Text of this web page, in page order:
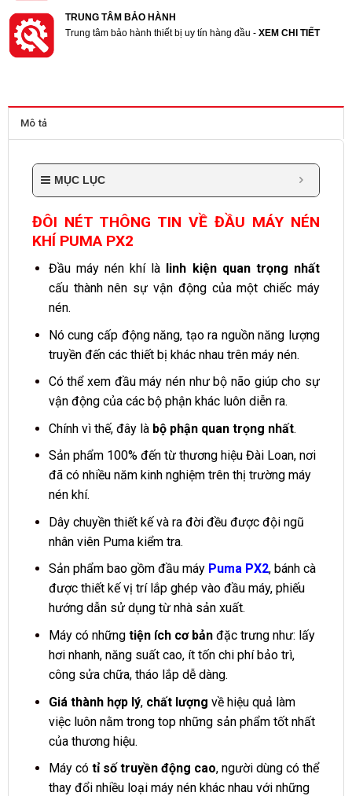
TRUNG TÂM BẢO HÀNH
Trung tâm bảo hành thiết bị uy tín hàng đầu -XEM CHI TIẾT
Mô tả
MỤC LỤC
ĐÔI NÉT THÔNG TIN VỀ ĐẦU MÁY NÉN
KHÍ PUMA PX2
Đầu máy nén khí là linh kiện quan trọng nhất
cấu thành nên sự vận động của một chiếc máy
nén.
Nó cung cấp động năng, tạo ra nguồn năng lượng
truyền đến các thiết bị khác nhau trên máy nén.
Có thể xem đầu máy nén như bộ não giúp cho sự
vận động của các bộ phận khác luôn diễn ra.
Chính vì thế, đây làbộ phận quan trọng nhất.
Sản phẩm 100% đến từ thương hiệu Đài Loan, nơi
đã có nhiều năm kinh nghiệm trên thị trường máy
nén khí.
Dây chuyền thiết kế và ra đời đều được đội ngũ
nhân viên Puma kiểm tra.
Sản phẩm bao gồm đầu máy Puma PX2, bánh cà
được thiết kế vị trí lắp ghép vào đầu máy, phiếu
hướng dẫn sử dụng từ nhà sản xuất.
Máy có nhữngtiện ích cơ bảnđặc trưng như: lấy
hơi nhanh, năng suất cao, ít tốn chi phí bảo trì,
công sửa chữa, tháo lắp dễ dàng.
Giá thành hợp lý, chất lượng về hiệu quả làm
việc luôn nằm trong top những sản phẩm tốt nhất
của thương hiệu.
Máy có tỉ số truyền động cao, người dùng có thể
thay đổi nhiều loại máy nén khác nhau với những